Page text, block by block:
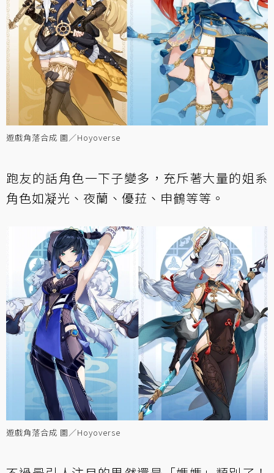
遊戲角落合成 圖／Hoyoverse
跑友的話角色一下子變多，充斥著大量的姐系
角色如凝光、夜蘭、優菈、申鶴等等。
遊戲角落合成 圖／Hoyoverse